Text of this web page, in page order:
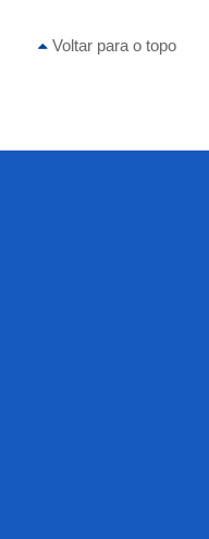
Voltar para o topo